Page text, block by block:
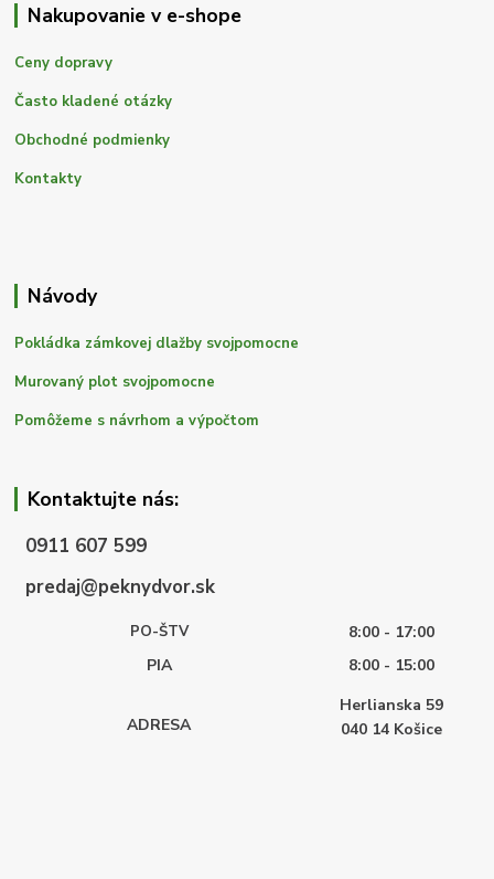
Nakupovanie v e-shope
Ceny dopravy
Často kladené otázky
Obchodné podmienky
Kontakty
Návody
Pokládka zámkovej dlažby svojpomocne
Murovaný plot svojpomocne
Pomôžeme s návrhom a výpočtom
Kontaktujte nás:
0911 607 599
predaj@peknydvor.sk
PO-ŠTV
8:00 - 17:00
PIA
8:00 - 15:00
ADRESA
Herlianska 59
040 14 Košice